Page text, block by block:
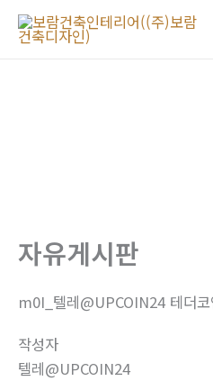
자유게시판
m0I_텔레@UPCOIN24 테더
작성자
텔레@UPCOIN24